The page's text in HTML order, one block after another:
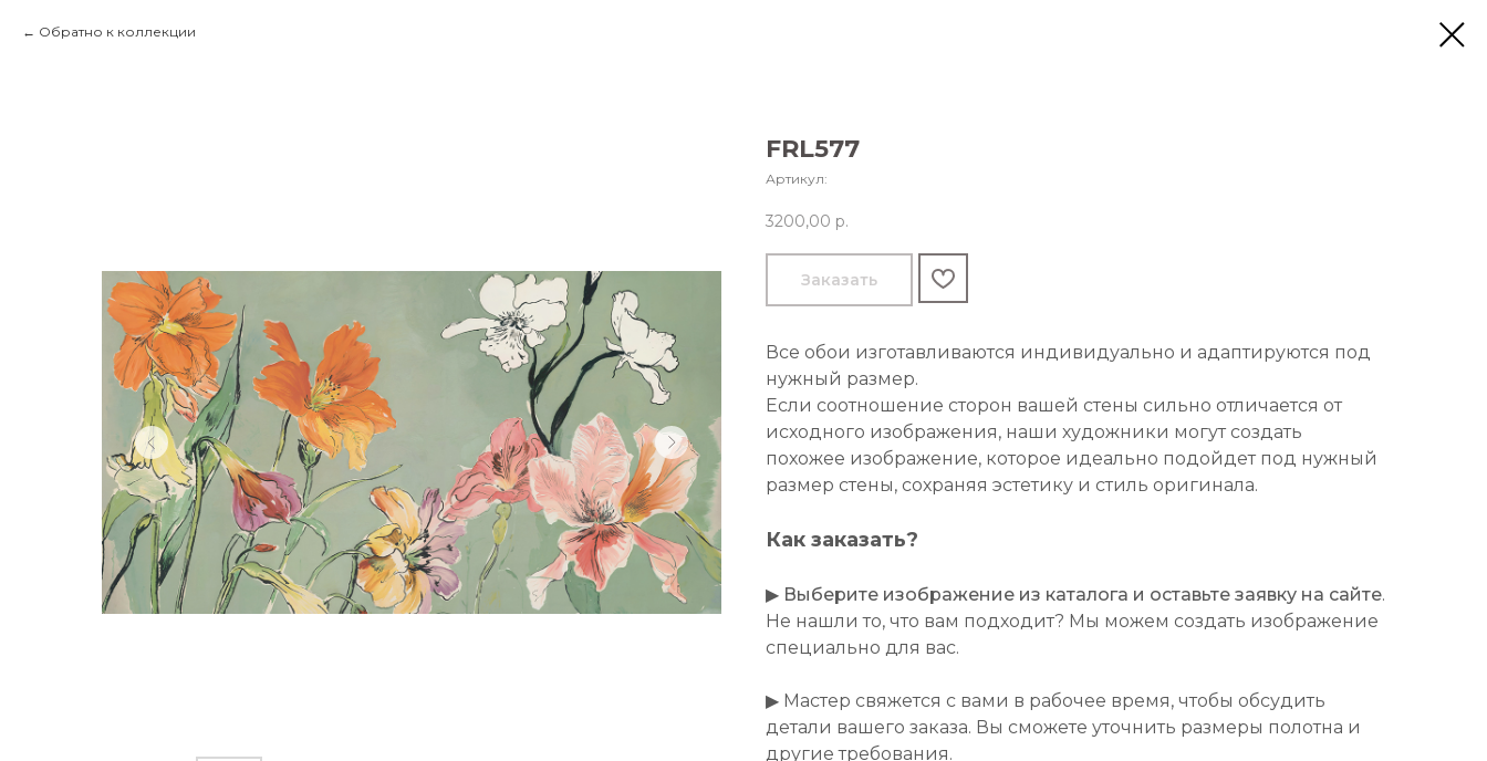
Обратно к коллекции
FRL577
Артикул:
3200,00 р.
Заказать
Все обои изготавливаются индивидуально и адаптируются под
нужный размер.
Если соотношение сторон вашей стены сильно отличается от
исходного изображения, наши художники могут создать
похожее изображение, которое идеально подойдет под нужный
размер стены, сохраняя эстетику и стиль оригинала.
Как заказать?
▶ Выберите изображение из каталога и оставьте заявку на сайте.
Не нашли то, что вам подходит? Мы можем создать изображение
специально для вас.
▶ Мастер свяжется с вами в рабочее время, чтобы обсудить
детали вашего заказа. Вы сможете уточнить размеры полотна и
другие требования.